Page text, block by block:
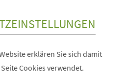
erklären Sie sich damit
Cookies verwendet.